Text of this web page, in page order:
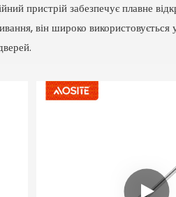
пристрій забезпечує плавне
він широко